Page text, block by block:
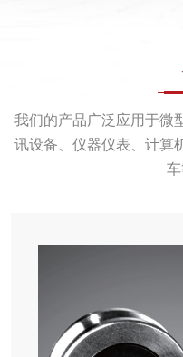
我们的产品广泛应用于微
讯设备、仪器仪表、计算
车